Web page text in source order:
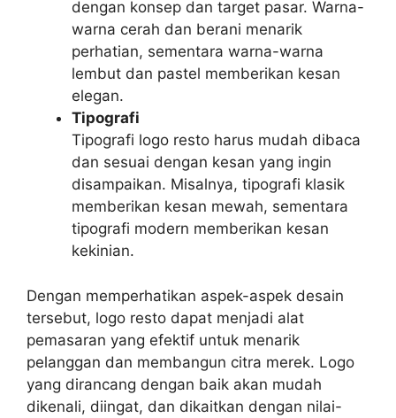
dengan konsep dan target pasar. Warna-
warna cerah dan berani menarik
perhatian, sementara warna-warna
lembut dan pastel memberikan kesan
elegan.
Tipografi
Tipografi logo resto harus mudah dibaca
dan sesuai dengan kesan yang ingin
disampaikan. Misalnya, tipografi klasik
memberikan kesan mewah, sementara
tipografi modern memberikan kesan
kekinian.
Dengan memperhatikan aspek-aspek desain
tersebut, logo resto dapat menjadi alat
pemasaran yang efektif untuk menarik
pelanggan dan membangun citra merek. Logo
yang dirancang dengan baik akan mudah
dikenali, diingat, dan dikaitkan dengan nilai-